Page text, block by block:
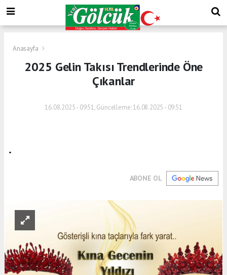
Anasayfa
2025 Gelin Takısı Trendlerinde Öne
Çıkanlar
16.08.2025 - 09:51, Güncelleme: 16.08.2025 - 09:51
.
ABONE OL